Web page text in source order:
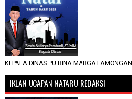
KEPALA DINAS PU BINA MARGA LAMONGAN
IKLAN UCAPAN NATARU REDAKSI